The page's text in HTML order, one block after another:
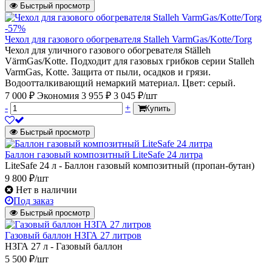
Быстрый просмотр
-57%
Чехол для газового обогревателя Stalleh VarmGas/Kotte/Torg
Чехол для уличного газового обогревателя Ställeh
VärmGas/Kotte. Подходит для газовых грибков серии Stalleh
VarmGas, Kotte. Защита от пыли, осадков и грязи.
Водоотталкивающий немаркий материал. Цвет: серый.
7 000 ₽ Экономия 3 955 ₽ 3 045 ₽/шт
-
+ Купить
Быстрый просмотр
Баллон газовый композитный LiteSafe 24 литра
LiteSafe 24 л - Баллон газовый композитный (пропан-бутан)
9 800 ₽/шт
Нет в наличии
Под заказ
Быстрый просмотр
Газовый баллон НЗГА 27 литров
НЗГА 27 л - Газовый баллон
5 500 ₽/шт